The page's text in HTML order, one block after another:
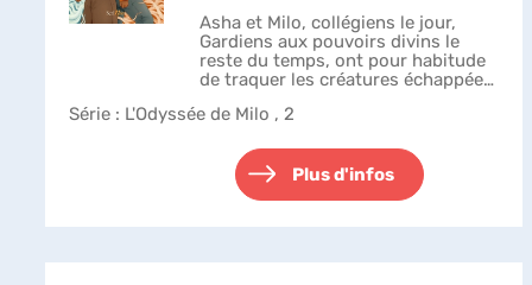
Asha et Milo, collégiens le jour,
Gardiens aux pouvoirs divins le
reste du temps, ont pour habitude
de traquer les créatures échappées
routine, quoi ! Mais cette fois, la
Série : L'Odyssée de Milo , 2
Plus d'infos